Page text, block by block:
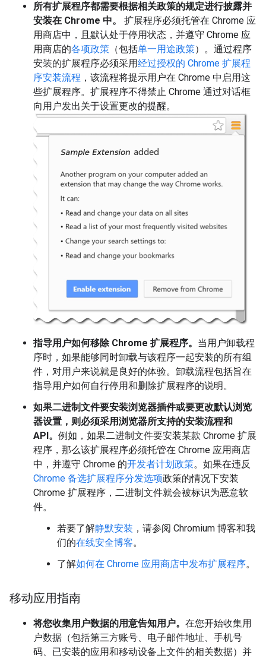
所有扩展程序都需要根据相关政策的规定进行披露并
安装在 Chrome 中。
扩展程序必须托管在 Chrome 应
用商店中，且默认处于停用状态，并遵守 Chrome 应
用商店的各项政策 （包括单一用途政策）。通过程序
安装的扩展程序必须采用经过授权的 Chrome 扩展程
序安装流程 ，该流程将提示用户在 Chrome 中启用这
些扩展程序。扩展程序不得禁止 Chrome 通过对话框
向用户发出关于设置更改的提醒。
指导用户如何移除 Chrome 扩展程序。 当用户卸载程
序时，如果能够同时卸载与该程序一起安装的所有组
件，对用户来说就是良好的体验。卸载流程包括旨在
指导用户如何自行停用和删除扩展程序的说明。
如果二进制文件要安装浏览器插件或要更改默认浏览
器设置，则必须采用浏览器所支持的安装流程和
API。 例如，如果二进制文件要安装某款 Chrome 扩展
程序，那么该扩展程序必须托管在 Chrome 应用商店
中，并遵守 Chrome 的开发者计划政策。如果在违反
Chrome 备选扩展程序分发选项政策的情况下安装
Chrome 扩展程序，二进制文件就会被标识为恶意软
件。
若要了解静默安装 ，请参阅 Chromium 博客和我
们的在线安全博客。
了解如何在 Chrome 应用商店中发布扩展程序。
移动应用指南
将您收集用户数据的用意告知用户。 在您开始收集用
户数据（包括第三方账号、电子邮件地址、手机号
码、已安装的应用和移动设备上文件的相关数据）并